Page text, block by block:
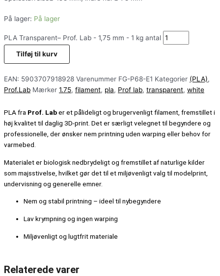
På lager: På lager
PLA Transparent– Prof. Lab - 1,75 mm - 1 kg antal
Tilføj til kurv
EAN: 5903707918928 Varenummer FG-P68-E1 Kategorier (PLA),
Prof.Lab Mærker 1.75, filament, pla, Prof lab, transparent, white
PLA fra Prof. Laber et pålideligt og brugervenligt filament, fremstillet i
høj kvalitet til daglig 3D-print. Det er særligt velegnet til begyndere og
professionelle, der ønsker nem printning uden warping eller behov for
varmebed.
Materialet er biologisk nedbrydeligt og fremstillet af naturlige kilder
som majsstivelse, hvilket gør det til et miljøvenligt valg til modelprint,
undervisning og generelle emner.
Nem og stabil printning – ideel til nybegyndere
Lav krympning og ingen warping
Miljøvenligt og lugtfrit materiale
Relaterede varer